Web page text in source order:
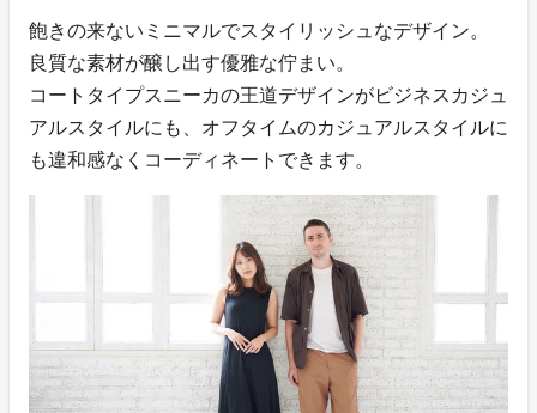
飽きの来ないミニマルでスタイリッシュなデザイン。
良質な素材が醸し出す優雅な佇まい。
コートタイプスニーカの王道デザインがビジネスカジュ
アルスタイルにも、オフタイムのカジュアルスタイルに
も違和感なくコーディネートできます。